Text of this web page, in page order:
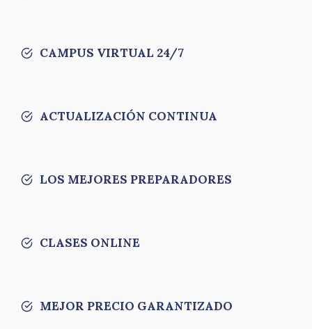
CAMPUS VIRTUAL 24/7
ACTUALIZACIÓN CONTINUA
LOS MEJORES PREPARADORES
CLASES ONLINE
MEJOR PRECIO GARANTIZADO